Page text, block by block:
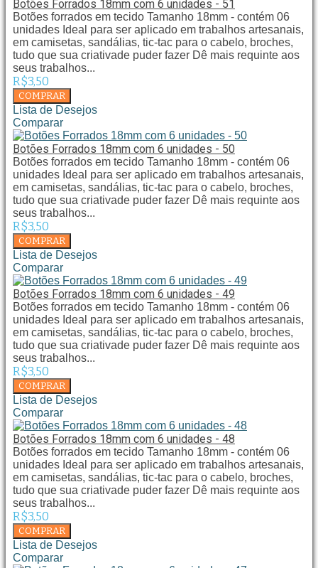
Botões Forrados 18mm com 6 unidades - 51
Botões forrados em tecido Tamanho 18mm - contém 06
unidades Ideal para ser aplicado em trabalhos artesanais,
em camisetas, sandálias, tic-tac para o cabelo, broches,
tudo que sua criativade puder fazer Dê mais requinte aos
seus trabalhos...
R$3,50
Lista de Desejos
Comparar
Botões Forrados 18mm com 6 unidades - 50
Botões forrados em tecido Tamanho 18mm - contém 06
unidades Ideal para ser aplicado em trabalhos artesanais,
em camisetas, sandálias, tic-tac para o cabelo, broches,
tudo que sua criativade puder fazer Dê mais requinte aos
seus trabalhos...
R$3,50
Lista de Desejos
Comparar
Botões Forrados 18mm com 6 unidades - 49
Botões forrados em tecido Tamanho 18mm - contém 06
unidades Ideal para ser aplicado em trabalhos artesanais,
em camisetas, sandálias, tic-tac para o cabelo, broches,
tudo que sua criativade puder fazer Dê mais requinte aos
seus trabalhos...
R$3,50
Lista de Desejos
Comparar
Botões Forrados 18mm com 6 unidades - 48
Botões forrados em tecido Tamanho 18mm - contém 06
unidades Ideal para ser aplicado em trabalhos artesanais,
em camisetas, sandálias, tic-tac para o cabelo, broches,
tudo que sua criativade puder fazer Dê mais requinte aos
seus trabalhos...
R$3,50
Lista de Desejos
Comparar